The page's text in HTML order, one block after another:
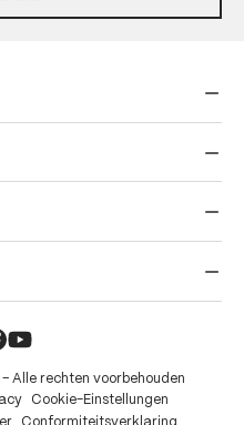
Alle rechten voorbehouden
Cookie-Einstellungen
Conformiteitsverklaring